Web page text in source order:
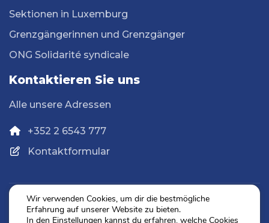
Sektionen in Luxemburg
Grenzgängerinnen und Grenzgänger
ONG Solidarité syndicale
Kontaktieren Sie uns
Alle unsere Adressen
+352 2 6543 777
Kontaktformular
Datenschutz
Wir verwenden Cookies, um dir die bestmögliche
Erfahrung auf unserer Website zu bieten.
In den Einstellungen kannst du erfahren, welche Cookies